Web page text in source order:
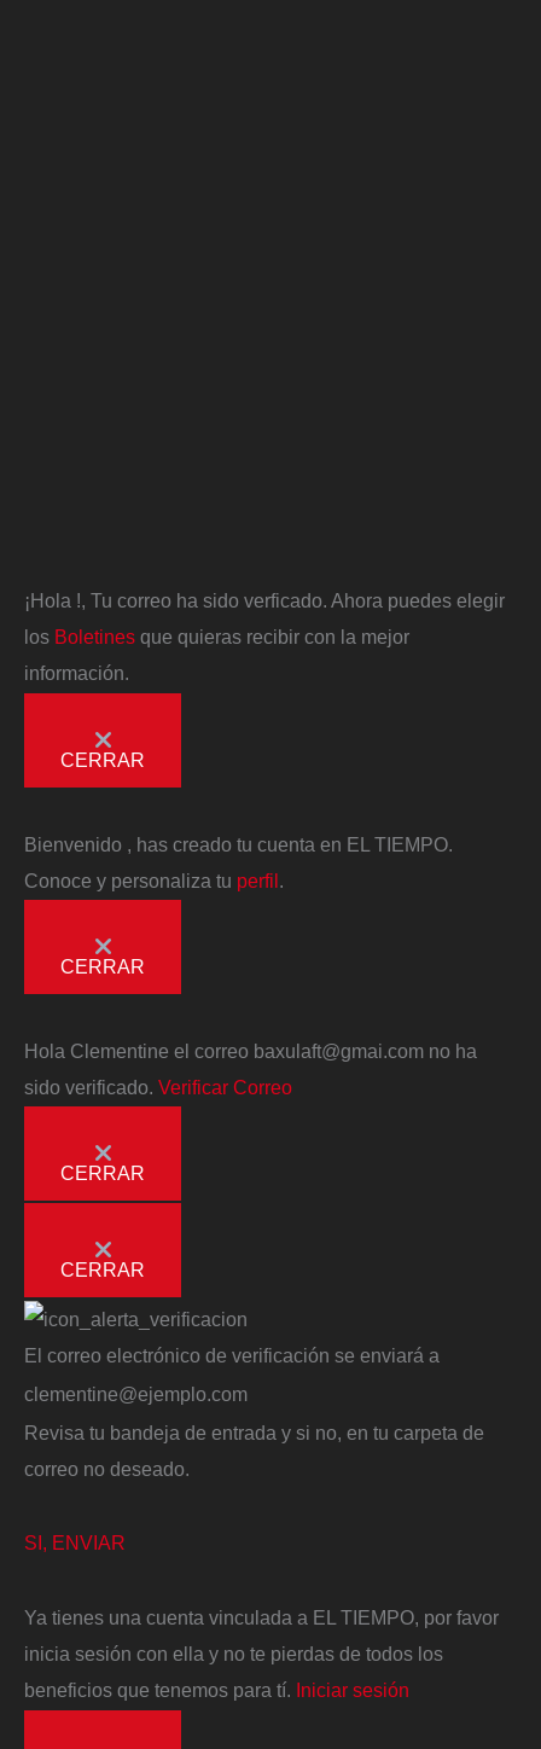
¡Hola !, Tu correo ha sido verficado. Ahora puedes elegir
los Boletines que quieras recibir con la mejor
información.
CERRAR
Bienvenido
, has creado tu cuenta en EL TIEMPO.
Conoce y personaliza tu perfil
CERRAR
Hola Clementine el correo baxulaft@gmai.com no ha
sido verificado. Verificar Correo
CERRAR
CERRAR
El correo electrónico de verificación se enviará a
clementine@ejemplo.com
Revisa tu bandeja de entrada y si no, en tu carpeta de
correo no deseado.
SI, ENVIAR
Ya tienes una cuenta vinculada a EL TIEMPO, por favor
inicia sesión con ella y no te pierdas de todos los
beneficios que tenemos para tí. Iniciar sesión